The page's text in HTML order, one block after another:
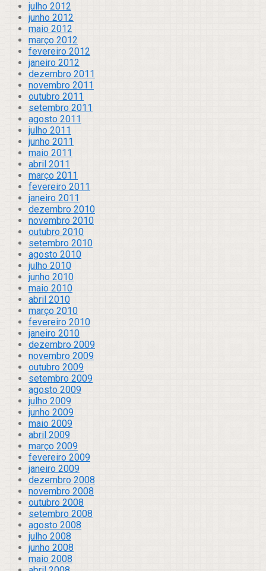
julho 2012
junho 2012
maio 2012
março 2012
fevereiro 2012
janeiro 2012
dezembro 2011
novembro 2011
outubro 2011
setembro 2011
agosto 2011
julho 2011
junho 2011
maio 2011
abril 2011
março 2011
fevereiro 2011
janeiro 2011
dezembro 2010
novembro 2010
outubro 2010
setembro 2010
agosto 2010
julho 2010
junho 2010
maio 2010
abril 2010
março 2010
fevereiro 2010
janeiro 2010
dezembro 2009
novembro 2009
outubro 2009
setembro 2009
agosto 2009
julho 2009
junho 2009
maio 2009
abril 2009
março 2009
fevereiro 2009
janeiro 2009
dezembro 2008
novembro 2008
outubro 2008
setembro 2008
agosto 2008
julho 2008
junho 2008
maio 2008